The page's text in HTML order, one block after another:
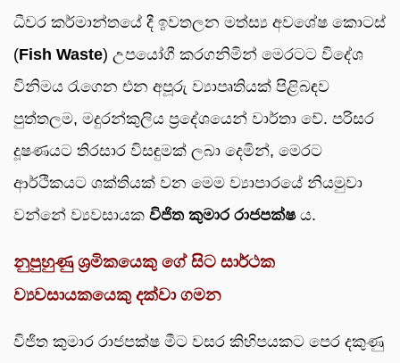
ධීවර කර්මාන්තයේ දී ඉවතලන මත්ස්‍ය අවශේෂ කොටස්
(Fish Waste) උපයෝගී කරගනිමින් මෙරටට විදේශ
විනිමය රැගෙන එන අපූරු ව්‍යාපෘතියක් පිළිබඳව
පුත්තලම, මදුරන්කුලිය ප්‍රදේශයෙන් වාර්තා වේ. පරිසර
දූෂණයට තිරසාර විසඳුමක් ලබා දෙමින්, මෙරට
ආර්ථිකයට ශක්තියක් වන මෙම ව්‍යාපාරයේ නියමුවා
වන්නේ ව්‍යවසායක විජිත කුමාර රාජපක්ෂය.
නුපුහුණු ශ්‍රමිකයෙකු ගේ සිට සාර්ථක
ව්‍යවසායකයෙකු දක්වා ගමන
විජිත කුමාර රාජපක්ෂ මීට වසර කිහිපයකට පෙර දකුණු